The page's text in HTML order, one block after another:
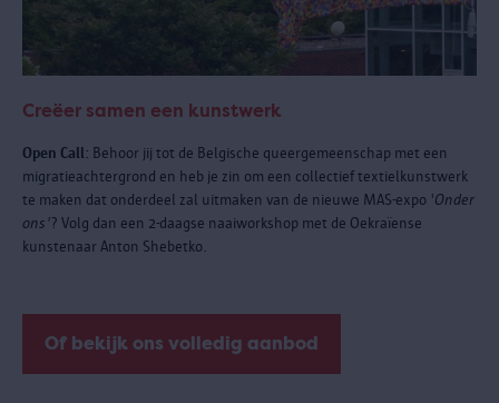
Creëer samen een kunstwerk
Open Call: Behoor jij tot de Belgische queergemeenschap met een
migratieachtergrond en heb je zin om een collectief textielkunstwerk
te maken dat onderdeel zal uitmaken van de nieuwe MAS-expo 'Onder
ons'? Volg dan een 2-daagse naaiworkshop met de Oekraïense
kunstenaar Anton Shebetko.
Of bekijk ons volledig aanbod